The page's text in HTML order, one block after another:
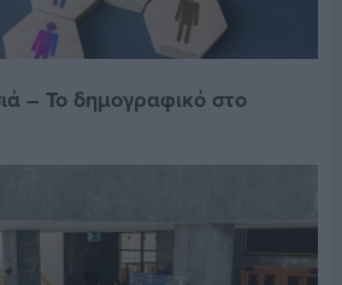
– Το δημογραφικό στο